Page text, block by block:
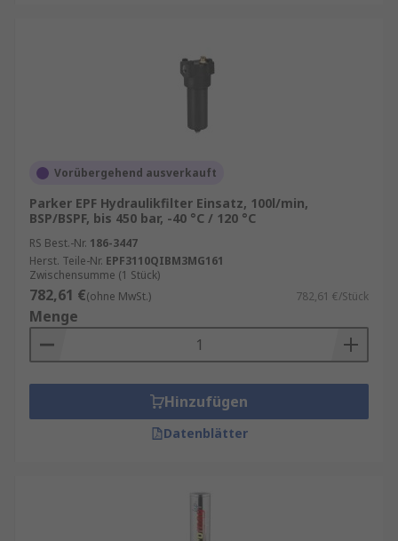
Vorübergehend ausverkauft
Parker EPF Hydraulikfilter Einsatz, 100l/min,
BSP/BSPF, bis 450 bar, -40 °C / 120 °C
RS Best.-Nr. 186-3447
Herst. Teile-Nr. EPF3110QIBM3MG161
Zwischensumme (1 Stück)
782,61 €(ohne MwSt.) 782,61 €/Stück
Menge
Hinzufügen
Datenblätter